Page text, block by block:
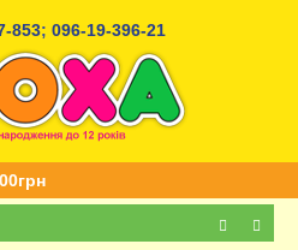
853; 096-19-396-21